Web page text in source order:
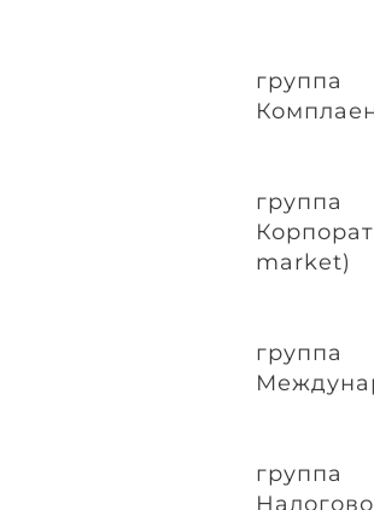
группа
группа
market)
группа
группа